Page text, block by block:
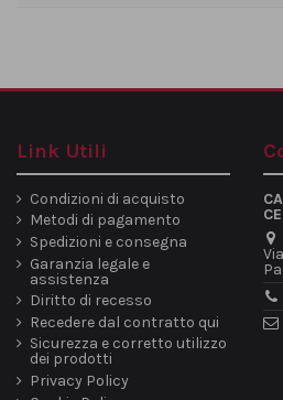
Link Utili
Condizioni di acquisto
Metodi di pagamento
Spedizioni e consegna
Garanzia legale e
assistenza
Diritto di recesso
Recedere dal contratto qui
Sicurezza e corretto utilizzo
dei prodotti
Privacy Policy